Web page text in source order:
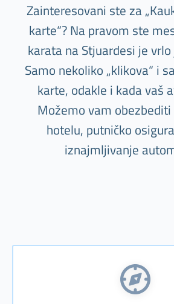
Zainteresovani ste za
karte“? Na pravom ste
karata na Stjuardesi je
Samo nekoliko „klikova“ i
karte, odakle i kada vaš
Možemo vam
hotelu, putničko
iznajmljivanje